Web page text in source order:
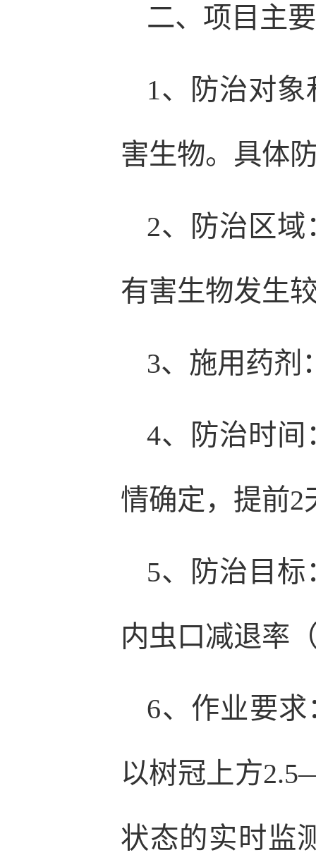
二、项目主
1、防治对
害生物。具体
2、防治区
有害生物发生
3、施用药剂
4、防治时
情确定，提前2
5、防治目
内虫口减退率
6、作业要
以树冠上方
状态的实时监